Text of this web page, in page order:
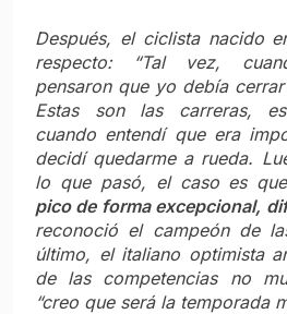
Después, el ciclista nacido
respecto: “Tal vez,
pensaron que yo debía
Estas son las carreras,
cuando entendí que era
decidí quedarme a rueda.
lo que pasó, el caso es que
pico de forma excepcional,
reconoció el campeón de
último, el italiano optimista
de las competencias no
“creo que será la temporada